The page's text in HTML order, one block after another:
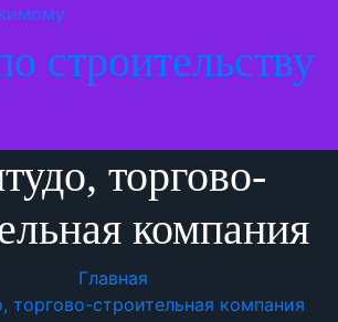
строительству
торгово-
компания
Главная
торгово-строительная компания